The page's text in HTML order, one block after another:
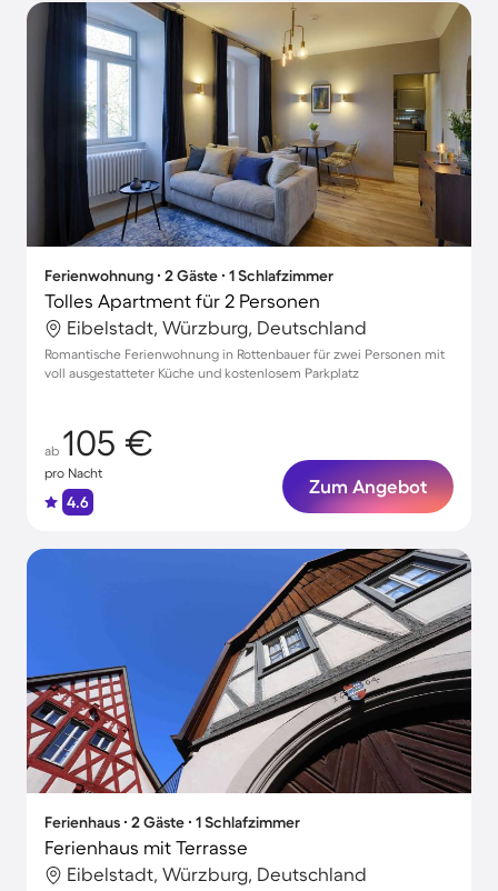
Ferienwohnung ∙ 2 Gäste ∙ 1 Schlafzimmer
Tolles Apartment für 2 Personen
Eibelstadt, Würzburg, Deutschland
Romantische Ferienwohnung in Rottenbauer für zwei Personen mit
voll ausgestatteter Küche und kostenlosem Parkplatz
ab 105 €
pro Nacht
4.6
Zum Angebot
Ferienhaus ∙ 2 Gäste ∙ 1 Schlafzimmer
Ferienhaus mit Terrasse
Eibelstadt, Würzburg, Deutschland